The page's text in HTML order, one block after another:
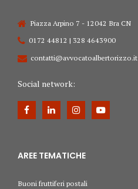
Piazza Arpino 7 - 12042 Bra CN
0172 44812 | 328 4643900
contatti@avvocatoalbertorizzo.it
Social network:
AREE TEMATICHE
Buoni fruttiferi postali